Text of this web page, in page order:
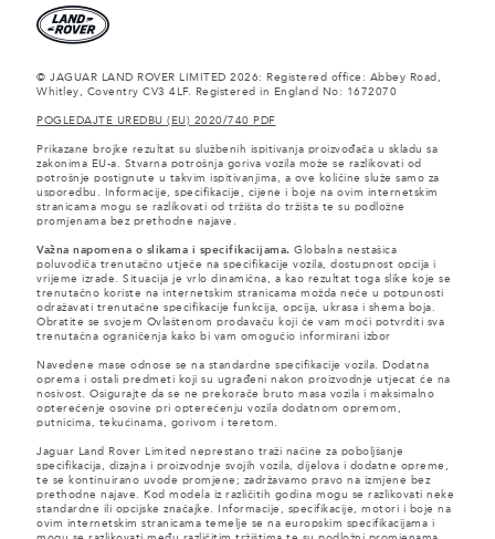
© JAGUAR LAND ROVER LIMITED 2026: Registered office: Abbey Road,
Whitley, Coventry CV3 4LF. Registered in England No: 1672070
POGLEDAJTE UREDBU (EU) 2020/740 PDF
Prikazane brojke rezultat su službenih ispitivanja proizvođača u skladu sa
zakonima EU-a. Stvarna potrošnja goriva vozila može se razlikovati od
potrošnje postignute u takvim ispitivanjima, a ove količine služe samo za
usporedbu. Informacije, specifikacije, cijene i boje na ovim internetskim
stranicama mogu se razlikovati od tržišta do tržišta te su podložne
promjenama bez prethodne najave.
Važna napomena o slikama i specifikacijama. Globalna nestašica
poluvodiča trenutačno utječe na specifikacije vozila, dostupnost opcija i
vrijeme izrade. Situacija je vrlo dinamična, a kao rezultat toga slike koje se
trenutačno koriste na internetskim stranicama možda neće u potpunosti
odražavati trenutačne specifikacije funkcija, opcija, ukrasa i shema boja.
Obratite se svojem Ovlaštenom prodavaču koji će vam moći potvrditi sva
trenutačna ograničenja kako bi vam omogućio informirani izbor
Navedene mase odnose se na standardne specifikacije vozila. Dodatna
oprema i ostali predmeti koji su ugrađeni nakon proizvodnje utjecat će na
nosivost. Osigurajte da se ne prekorače bruto masa vozila i maksimalno
opterećenje osovine pri opterećenju vozila dodatnom opremom,
putnicima, tekućinama, gorivom i teretom.
Jaguar Land Rover Limited neprestano traži načine za poboljšanje
specifikacija, dizajna i proizvodnje svojih vozila, dijelova i dodatne opreme,
te se kontinuirano uvode promjene; zadržavamo pravo na izmjene bez
prethodne najave. Kod modela iz različitih godina mogu se razlikovati neke
standardne ili opcijske značajke. Informacije, specifikacije, motori i boje na
ovim internetskim stranicama temelje se na europskim specifikacijama i